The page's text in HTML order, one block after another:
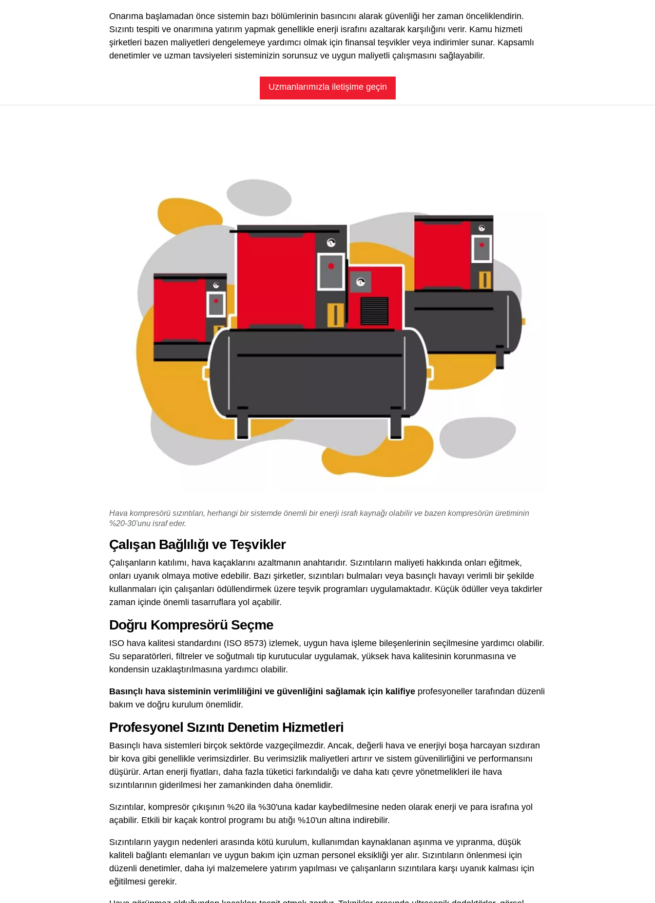
Onarıma başlamadan önce sistemin bazı bölümlerinin basıncını alarak güvenliği her zaman önceliklendirin.
Sızıntı tespiti ve onarımına yatırım yapmak genellikle enerji israfını azaltarak karşılığını verir. Kamu hizmeti
şirketleri bazen maliyetleri dengelemeye yardımcı olmak için finansal teşvikler veya indirimler sunar. Kapsamlı
denetimler ve uzman tavsiyeleri sisteminizin sorunsuz ve uygun maliyetli çalışmasını sağlayabilir.
Uzmanlarımızla iletişime geçin
Hava kompresörü sızıntıları, herhangi bir sistemde önemli bir enerji israfı kaynağı olabilir ve bazen kompresörün üretiminin
%20-30'unu israf eder.
Çalışan Bağlılığı ve Teşvikler
Çalışanların katılımı, hava kaçaklarını azaltmanın anahtarıdır. Sızıntıların maliyeti hakkında onları eğitmek,
onları uyanık olmaya motive edebilir. Bazı şirketler, sızıntıları bulmaları veya basınçlı havayı verimli bir şekilde
kullanmaları için çalışanları ödüllendirmek üzere teşvik programları uygulamaktadır. Küçük ödüller veya takdirler
zaman içinde önemli tasarruflara yol açabilir.
Doğru Kompresörü Seçme
ISO hava kalitesi standardını (ISO 8573) izlemek, uygun hava işleme bileşenlerinin seçilmesine yardımcı olabilir.
Su separatörleri, filtreler ve soğutmalı tip kurutucular uygulamak, yüksek hava kalitesinin korunmasına ve
kondensin uzaklaştırılmasına yardımcı olabilir.
Basınçlı hava sisteminin verimliliğini ve güvenliğini sağlamak için kalifiye profesyoneller tarafından düzenli
bakım ve doğru kurulum önemlidir.
Profesyonel Sızıntı Denetim Hizmetleri
Basınçlı hava sistemleri birçok sektörde vazgeçilmezdir. Ancak, değerli hava ve enerjiyi boşa harcayan sızdıran
bir kova gibi genellikle verimsizdirler. Bu verimsizlik maliyetleri artırır ve sistem güvenilirliğini ve performansını
düşürür. Artan enerji fiyatları, daha fazla tüketici farkındalığı ve daha katı çevre yönetmelikleri ile hava
sızıntılarının giderilmesi her zamankinden daha önemlidir.
Sızıntılar, kompresör çıkışının %20 ila %30'una kadar kaybedilmesine neden olarak enerji ve para israfına yol
açabilir. Etkili bir kaçak kontrol programı bu atığı %10'un altına indirebilir.
Sızıntıların yaygın nedenleri arasında kötü kurulum, kullanımdan kaynaklanan aşınma ve yıpranma, düşük
kaliteli bağlantı elemanları ve uygun bakım için uzman personel eksikliği yer alır. Sızıntıların önlenmesi için
düzenli denetimler, daha iyi malzemelere yatırım yapılması ve çalışanların sızıntılara karşı uyanık kalması için
eğitilmesi gerekir.